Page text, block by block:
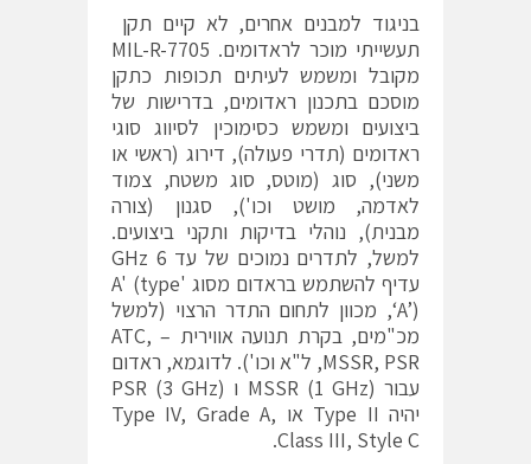
בניגוד למבנים אחרים, לא קיים תקן
תעשייתי מוכר לראדומים. MIL-R-7705
מקובל ומשמש לעיתים תכופות כתקן
מוסכם בתכנון ראדומים, בדרישות של
ביצועים ומשמש כסימוכין לסיווג סוגי
ראדומים (תדרי פעולה), דירוג (ראשי או
משני), סוג (מוטס, סוג משטח, צמוד
לאדמה, מושט וכו'), סגנון (צורה
מבנית), נוהלי בדיקות ותקני ביצועים.
למשל, לתדרים נמוכים של עד 6 GHz
עדיף להשתמש בראדום מסוג 'A' (type
‘A’), מכוון לתחום התדר הרצוי (למשל
מכ"מים, בקרת תנועה אווירית – ATC,
MSSR, PSR, ל"א וכו'). לדוגמא, ראדום
עבור MSSR (1 GHz) ו PSR (3 GHz)
יהיה Type II או Type IV, Grade A,
Class III, Style C.